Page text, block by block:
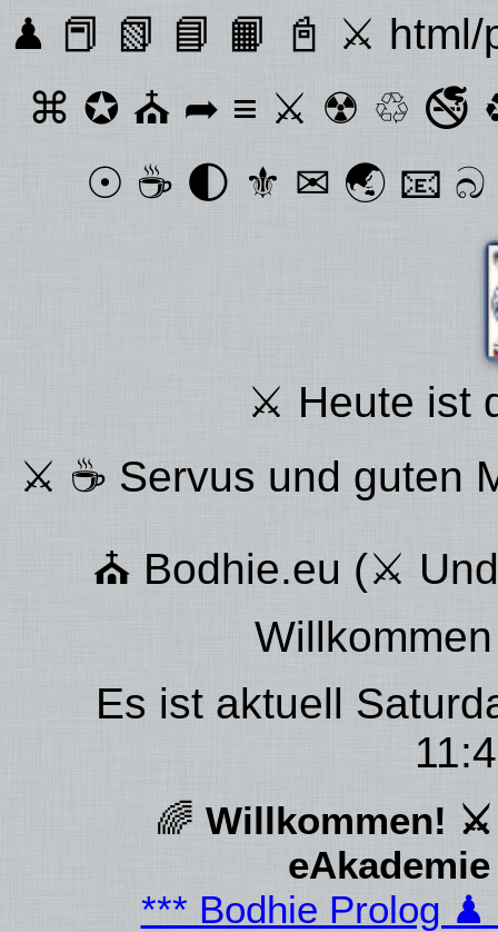
♟ 📕 📗 📘 📙 📓 ⚔ html/
⌘ ✪ ⛪ ➦ ≡ ⚔ ☢ ♲ 🚭
☉ ☕ 🌓 ⚜ ✉ 🌏 📧 බ
⚔ Heute ist
⚔ ☕ Servus und guten
⛪ Bodhie.eu (⚔
Es ist aktuell
🌈 Willkommen!
*** Bodhie Prolog